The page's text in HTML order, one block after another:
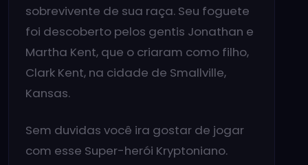
sobrevivente de sua raça. Seu foguete
foi descoberto pelos gentis Jonathan e
Martha Kent, que o criaram como filho,
Clark Kent, na cidade de Smallville,
Kansas.
Sem duvidas você ira gostar de jogar
com esse Super-herói Kryptoniano.